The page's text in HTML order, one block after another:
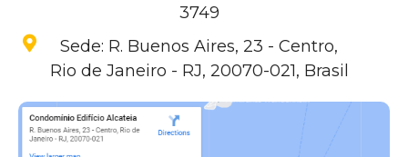
3749
Sede: R. Buenos Aires, 23 - Centro,
Rio de Janeiro - RJ, 20070-021, Brasil